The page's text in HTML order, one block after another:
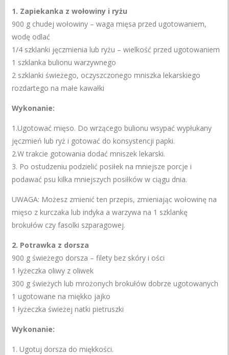
1. Zapiekanka z wołowiny i ryżu
900 g chudej wołowiny – waga mięsa przed ugotowaniem,
wodę odlać
1/4 szklanki jęczmienia lub ryżu – wielkość przed ugotowaniem
1 szklanka bulionu warzywnego
2 szklanki świeżego, oczyszczonego mniszka lekarskiego
rozdartego na małe kawałki
Wykonanie:
1.Ugotować mięso. Do wrzącego bulionu wsypać wypłukany
jęczmień lub ryż i gotować do konsystencji papki.
2.W trakcie gotowania dodać mniszek lekarski.
3. Po ostudzeniu podzielić posiłek na mniejsze porcje i
podawać psu kilka mniejszych posiłków w ciągu dnia.
UWAGA: Możesz zmienić ten przepis, zmieniając wołowinę na
mięso z kurczaka lub indyka a warzywa na 1 szklankę
brokułów czy fasolki szparagowej.
2. Potrawka z dorsza
900 g świeżego dorsza – filety bez skóry i ości
1 łyżeczka oliwy z oliwek
300 g świeżych lub mrożonych brokułów dobrze ugotowanych
1 ugotowane na miękko jajko
1 łyżeczka świeżej natki pietruszki
Wykonanie:
1. Ugotuj dorsza do miękkości.